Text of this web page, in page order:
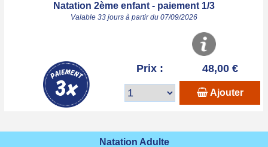
Natation 2ème enfant - paiement 1/3
Valable 33 jours à partir du 07/09/2026
Prix : 48,00 €
Ajouter
Natation Adulte